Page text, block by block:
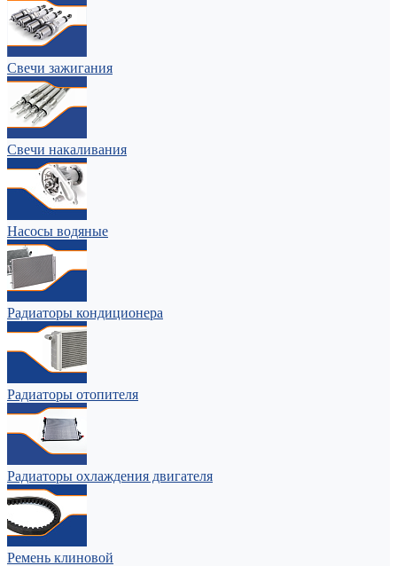
Свечи зажигания
Свечи накаливания
Насосы водяные
Радиаторы кондиционера
Радиаторы отопителя
Радиаторы охлаждения двигателя
Ремень клиновой